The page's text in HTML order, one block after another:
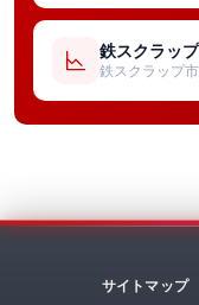
鉄スクラッ
鉄スクラップ
サイトマップ